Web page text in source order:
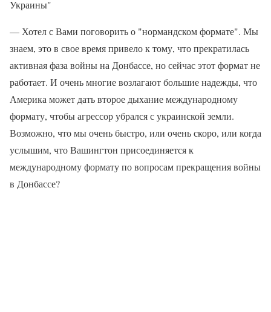
Украины"
— Хотел с Вами поговорить о "нормандском формате". Мы
знаем, это в свое время привело к тому, что прекратилась
активная фаза войны на Донбассе, но сейчас этот формат не
работает. И очень многие возлагают большие надежды, что
Америка может дать второе дыхание международному
формату, чтобы агрессор убрался с украинской земли.
Возможно, что мы очень быстро, или очень скоро, или когда
услышим, что Вашингтон присоединяется к
международному формату по вопросам прекращения войны
в Донбассе?